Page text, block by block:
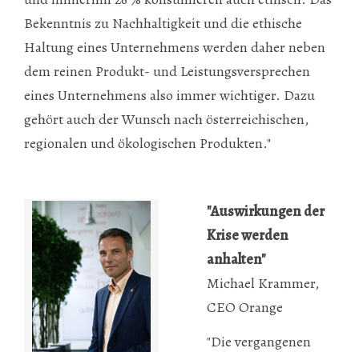
Bekenntnis zu Nachhaltigkeit und die ethische
Haltung eines Unternehmens werden daher neben
dem reinen Produkt- und Leistungsversprechen
eines Unternehmens also immer wichtiger. Dazu
gehört auch der Wunsch nach österreichischen,
regionalen und ökologischen Produkten."
"Auswirkungen der
Krise werden
anhalten"
Michael Krammer,
CEO Orange
"Die vergangenen